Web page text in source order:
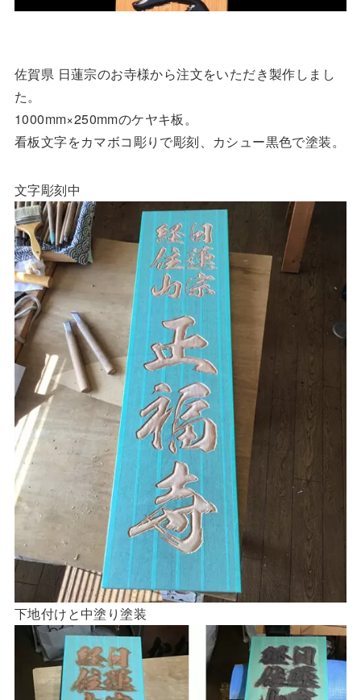
佐賀県 日蓮宗のお寺様から注文をいただき製作しまし
た。
1000mm×250mmのケヤキ板。
看板文字をカマボコ彫りで彫刻、カシュー黒色で塗装。
文字彫刻中
下地付けと中塗り塗装